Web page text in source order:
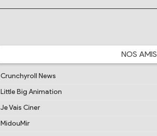
NOS AMIS
Crunchyroll News
Little Big Animation
Je Vais Ciner
MidouMir